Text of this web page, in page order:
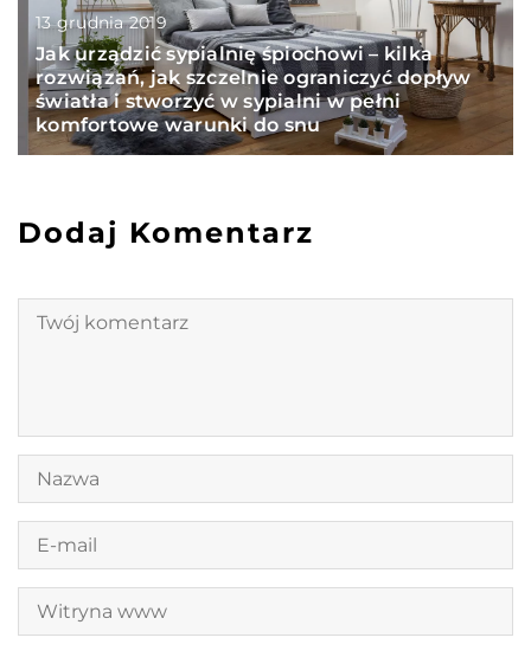
13 grudnia 2019
Jak urządzić sypialnię śpiochowi – kilka
rozwiązań, jak szczelnie ograniczyć dopływ
światła i stworzyć w sypialni w pełni
komfortowe warunki do snu
Dodaj Komentarz